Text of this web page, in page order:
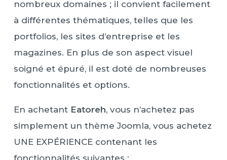
nombreux domaines ; il convient facilement
à différentes thématiques, telles que les
portfolios, les sites d’entreprise et les
magazines. En plus de son aspect visuel
soigné et épuré, il est doté de nombreuses
fonctionnalités et options.
En achetant Eatoreh, vous n’achetez pas
simplement un thème Joomla, vous achetez
UNE EXPÉRIENCE contenant les
fonctionnalités suivantes :